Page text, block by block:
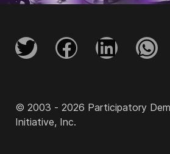
© 2003 - 2026 Participatory
Initiative, Inc.